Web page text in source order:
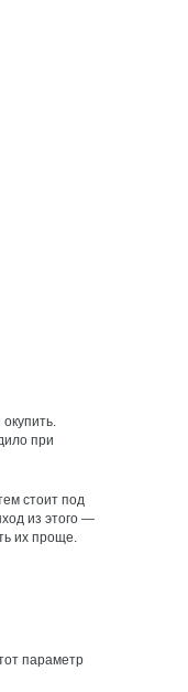
при
стоит под
из этого —
их проще.
параметр